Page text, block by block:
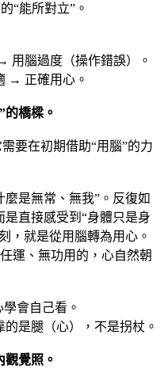
“能所對立”。
用腦過度（操作錯誤）。
→ 正確用心。
的橋樑 。
要在初期借助“用腦”的力
麼是無常、無我”。反復如
直接感受到“身體只是身
，就是從用腦轉為用心。
運、無功用的，心自然朝
會自己看。
是腿（心），不是拐杖。
覺照。